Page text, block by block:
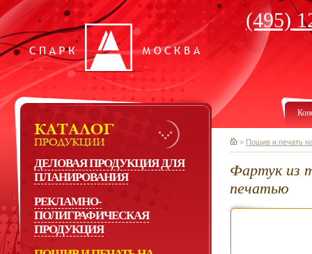
(495)
ДЕЛОВАЯ ПРОДУКЦИЯ ДЛЯ
ПЛАНИРОВАНИЯ
РЕКЛАМНО-
ПОЛИГРАФИЧЕСКАЯ
ПРОДУКЦИЯ
> Пошив и печать
Фартук из
печатью